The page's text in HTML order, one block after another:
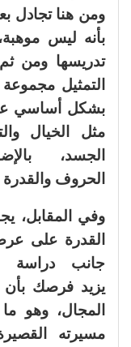
ومن هنا تجادل
بأنه ليس
تدريسها ومن
التمثيل
بشكل أساسي
مثل الخيال
الجسد،
الحروف
وفي المقابل،
القدرة على
جانب دراسة
يزيد فرصك بأن
المجال، وهو
مسيرته